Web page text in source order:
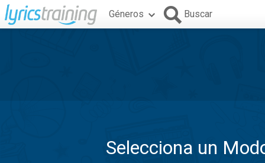
Géneros Buscar
Selecciona un